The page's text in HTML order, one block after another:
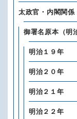
太政官・内閣関係
御署名原本（明
明治１９年
明治２０年
明治２１年
明治２２年